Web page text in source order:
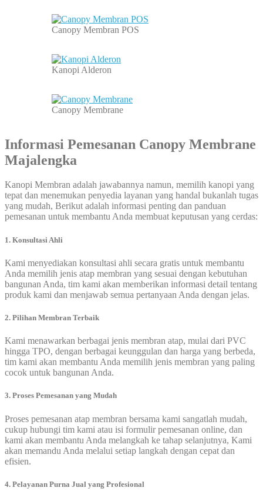
Canopy Membran POS
Kanopi Alderon
Canopy Membrane
Informasi Pemesanan Canopy Membrane
Majalengka
Kanopi Membran adalah jawabannya namun, memilih kanopi yang
tepat dan menemukan penyedia layanan yang handal bukanlah tugas
yang mudah, Berikut adalah informasi penting dan panduan
pemesanan untuk membantu Anda membuat keputusan yang cerdas:
1. Konsultasi Ahli
Kami menyediakan konsultasi ahli secara gratis untuk membantu
Anda memilih jenis atap membran yang sesuai dengan kebutuhan
bangunan Anda, tim kami akan memberikan informasi detail tentang
produk kami dan menjawab semua pertanyaan Anda dengan jelas.
2. Pilihan Membran Terbaik
Kami menawarkan berbagai jenis membran atap, mulai dari PVC
hingga TPO, dengan berbagai keunggulan dan harga yang berbeda,
tim kami akan membantu Anda memilih jenis membran yang paling
cocok untuk bangunan Anda.
3. Proses Pemesanan yang Mudah
Proses pemesanan atap membran bersama kami sangatlah mudah,
cukup hubungi tim kami atau isi formulir pemesanan online, dan
kami akan membantu Anda melangkah ke tahap selanjutnya, Kami
akan memandu Anda melalui setiap langkah dengan cepat dan
efisien.
4. Pelayanan Purna Jual yang Profesional